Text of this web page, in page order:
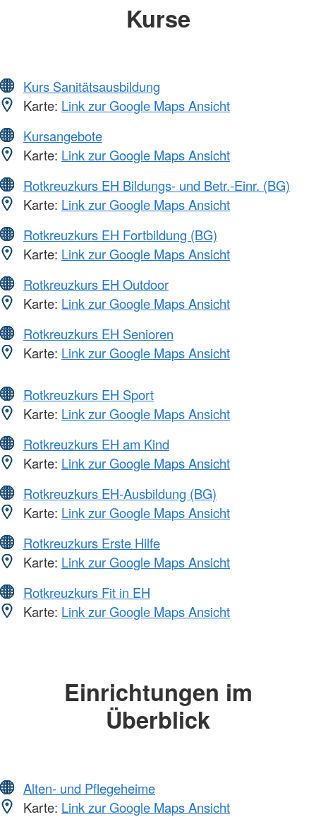
Kurse
Kurs Sanitätsausbildung
Karte: Link zur Google Maps Ansicht
Kursangebote
Karte: Link zur Google Maps Ansicht
Rotkreuzkurs EH Bildungs- und Betr.-Einr. (BG)
Karte: Link zur Google Maps Ansicht
Rotkreuzkurs EH Fortbildung (BG)
Karte: Link zur Google Maps Ansicht
Rotkreuzkurs EH Outdoor
Karte: Link zur Google Maps Ansicht
Rotkreuzkurs EH Senioren
Karte: Link zur Google Maps Ansicht
Rotkreuzkurs EH Sport
Karte: Link zur Google Maps Ansicht
Rotkreuzkurs EH am Kind
Karte: Link zur Google Maps Ansicht
Rotkreuzkurs EH-Ausbildung (BG)
Karte: Link zur Google Maps Ansicht
Rotkreuzkurs Erste Hilfe
Karte: Link zur Google Maps Ansicht
Rotkreuzkurs Fit in EH
Karte: Link zur Google Maps Ansicht
Einrichtungen im
Überblick
Alten- und Pflegeheime
Karte: Link zur Google Maps Ansicht